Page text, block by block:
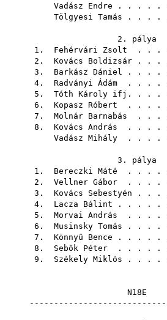
Vadász Endre . . . .
Tölgyesi Tamás . . . .
2.
1. Fehérvári Zsolt . . .
2. Kovács Boldizsár . . .
3. Barkász Dániel . . . .
4. Radványi Ádám . . . .
5. Tóth Károly ifj. . . .
6. Kopasz Róbert . . . .
7. Molnár Barnabás . . .
8. Kovács András . . . .
Vadász Mihály . . . .
3.
1. Bereczki Máté . . . .
2. Vellner Gábor . . . .
3. Kovács Sebestyén . . .
4. Lacza Bálint . . . .
5. Morvai András . . . .
6. Musinsky Tomás . . . .
7. Könnyű Bence . . . .
8. Sebők Péter . . . . .
9. Székely Miklós . . . .